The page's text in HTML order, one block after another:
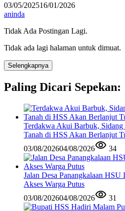
03/05/202516/01/2026
aninda
Tidak Ada Postingan Lagi.
Tidak ada lagi halaman untuk dimuat.
Selengkapnya
Paling Dicari Sepekan:
Terdakwa Akui Barbuk, Sidang
Tanah di HSS Akan Berlanjut
03/08/202604/08/2026 34
Jalan Desa Panangkalaan
Akses Warga Putus
03/08/202604/08/2026 31